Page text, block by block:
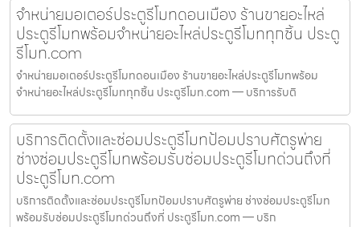
จำหน่ายมอเตอร์ประตูรีโมทดอนเมือง ร้านขายอะไหล่
ประตูรีโมทพร้อมจำหน่ายอะไหล่ประตูรีโมททุกชิ้น ประตู
รีโมท.com
จำหน่ายมอเตอร์ประตูรีโมทดอนเมือง ร้านขายอะไหล่ประตูรีโมทพร้อม
จำหน่ายอะไหล่ประตูรีโมททุกชิ้น ประตูรีโมท.com — บริการรับติ
บริการติดตั้งและซ่อมประตูรีโมทป้อมปราบศัตรูพ่าย
ช่างซ่อมประตูรีโมทพร้อมรับซ่อมประตูรีโมทด่วนถึงที่
ประตูรีโมท.com
บริการติดตั้งและซ่อมประตูรีโมทป้อมปราบศัตรูพ่าย ช่างซ่อมประตูรีโมท
พร้อมรับซ่อมประตูรีโมทด่วนถึงที่ ประตูรีโมท.com — บริก